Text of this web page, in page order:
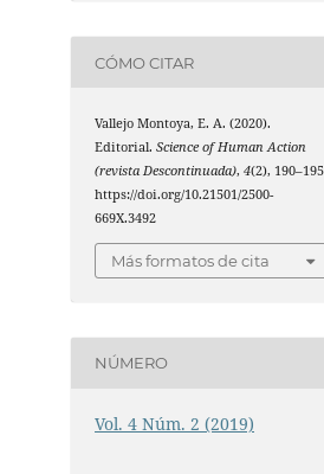
CÓMO CITAR
Vallejo Montoya, E. A. (2020).
Editorial.Science of Human Action
(revista Descontinuada),4(2),
https://doi.org/10.21501/2500-
669X.3492
Más formatos de cita
NÚMERO
Vol. 4 Núm. 2 (2019)